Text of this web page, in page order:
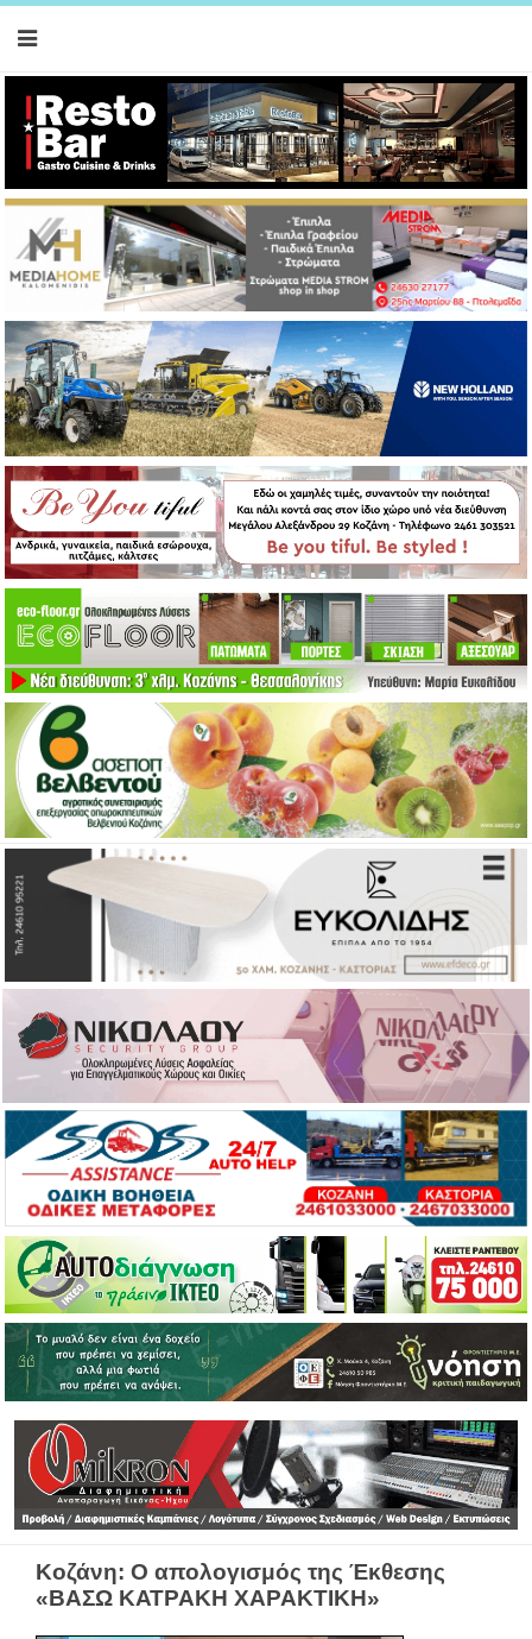
Κοζάνη: Ο απολογισμός της Έκθεσης
«ΒΑΣΩ ΚΑΤΡΑΚΗ ΧΑΡΑΚΤΙΚΗ»